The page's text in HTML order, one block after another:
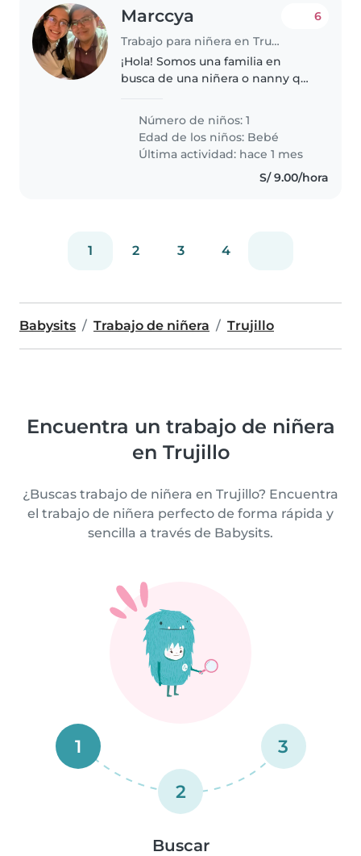
Marccya
Trabajo para niñera en Trujillo
6
¡Hola! Somos una familia en
busca de una niñera o nanny que
Nuestro pequeño es un bebé
tranquilo, solo come y duerme.
Necesitamos a alguien que esté
cómodo/a..
Número de niños: 1
Edad de los niños: Bebé
Última actividad: hace 1 mes
S/ 9.00/hora
1 2 3 4
Babysits Trabajo de niñera Trujillo
Encuentra un trabajo de niñera
en Trujillo
¿Buscas trabajo de niñera en Trujillo? Encuentra
el trabajo de niñera perfecto de forma rápida y
sencilla a través de Babysits.
1
2
3
Buscar